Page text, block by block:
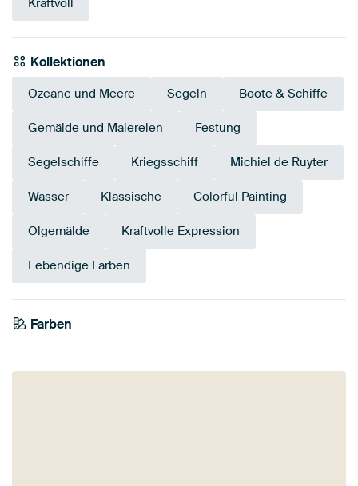
Kraftvoll
Kollektionen
Ozeane und Meere Segeln Boote & Schiffe
Gemälde und Malereien Festung
Segelschiffe Kriegsschiff Michiel de Ruyter
Wasser Klassische Colorful Painting
Ölgemälde Kraftvolle Expression
Lebendige Farben
Farben
Early Dew
Beige